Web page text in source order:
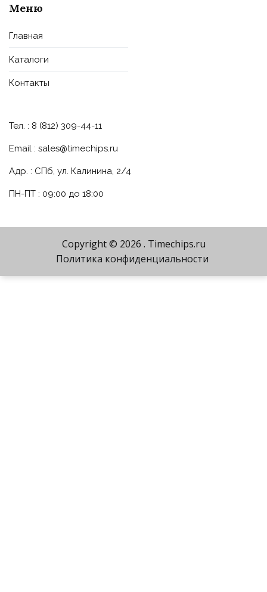
Меню
Главная
Каталоги
Контакты
Тел. : 8 (812) 309-44-11
Email : sales@timechips.ru
Адр. : СПб, ул. Калинина, 2/4
ПН-ПТ : 09:00 до 18:00
Copyright © 2026 . Timechips.ru
Политика конфиденциальности